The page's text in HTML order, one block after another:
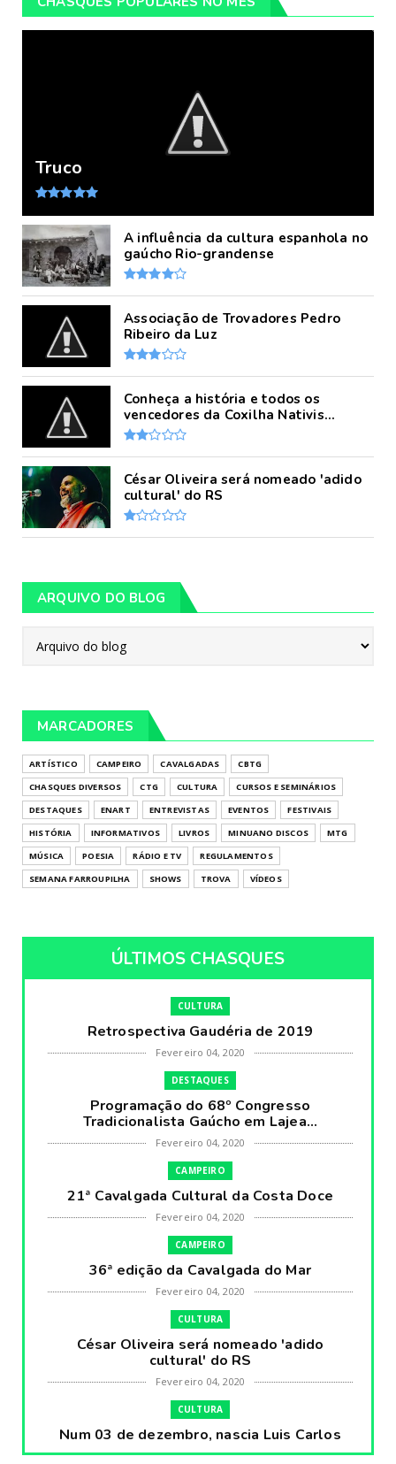
Truco
A influência da cultura espanhola no
gaúcho Rio-grandense
Associação de Trovadores Pedro
Ribeiro da Luz
Conheça a história e todos os
vencedores da Coxilha Nativis...
César Oliveira será nomeado 'adido
cultural' do RS
ARQUIVO DO BLOG
MARCADORES
ARTÍSTICO CAMPEIRO CAVALGADAS
CBTG
CHASQUES DIVERSOS
CTG CULTURA
CURSOS E SEMINÁRIOS
DESTAQUES
ENART ENTREVISTAS EVENTOS
FESTIVAIS
HISTÓRIA
INFORMATIVOS LIVROS MINUANO DISCOS
MTG
MÚSICA
POESIA RÁDIO E TV
REGULAMENTOS
SEMANA FARROUPILHA
SHOWS TROVA VÍDEOS
ÚLTIMOS CHASQUES
CULTURA
Retrospectiva Gaudéria de 2019
Fevereiro 04, 2020
DESTAQUES
Programação do 68º Congresso
Tradicionalista Gaúcho em Lajea...
Fevereiro 04, 2020
CAMPEIRO
21ª Cavalgada Cultural da Costa Doce
Fevereiro 04, 2020
CAMPEIRO
36ª edição da Cavalgada do Mar
Fevereiro 04, 2020
CULTURA
César Oliveira será nomeado 'adido
cultural' do RS
Fevereiro 04, 2020
CULTURA
Num 03 de dezembro, nascia Luis Carlos
Prestes, o Cavaleiro ...